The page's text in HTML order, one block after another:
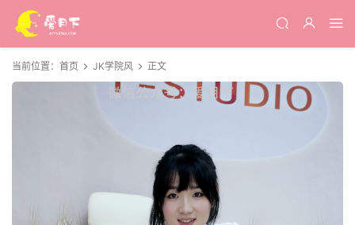
当前位置： 首页 JK学院风 正文